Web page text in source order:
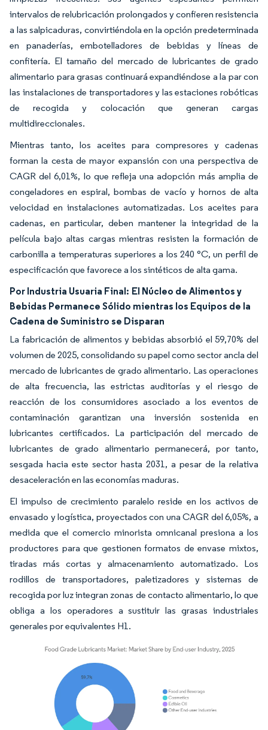
intervalos de relubricación prolongados y confieren resistencia
a las salpicaduras, convirtiéndola en la opción predeterminada
en panaderías, embotelladores de bebidas y líneas de
confitería. El tamaño del mercado de lubricantes de grado
alimentario para grasas continuará expandiéndose a la par con
las instalaciones de transportadores y las estaciones robóticas
de recogida y colocación que generan cargas
multidireccionales.
Mientras tanto, los aceites para compresores y cadenas
forman la cesta de mayor expansión con una perspectiva de
CAGR del 6,01%, lo que refleja una adopción más amplia de
congeladores en espiral, bombas de vacío y hornos de alta
velocidad en instalaciones automatizadas. Los aceites para
cadenas, en particular, deben mantener la integridad de la
película bajo altas cargas mientras resisten la formación de
carbonilla a temperaturas superiores a los 240 °C, un perfil de
especificación que favorece a los sintéticos de alta gama.
Por Industria Usuaria Final: El Núcleo de Alimentos y
Bebidas Permanece Sólido mientras los Equipos de la
Cadena de Suministro se Disparan
La fabricación de alimentos y bebidas absorbió el 59,70% del
volumen de 2025, consolidando su papel como sector ancla del
mercado de lubricantes de grado alimentario. Las operaciones
de alta frecuencia, las estrictas auditorías y el riesgo de
reacción de los consumidores asociado a los eventos de
contaminación garantizan una inversión sostenida en
lubricantes certificados. La participación del mercado de
lubricantes de grado alimentario permanecerá, por tanto,
sesgada hacia este sector hasta 2031, a pesar de la relativa
desaceleración en las economías maduras.
El impulso de crecimiento paralelo reside en los activos de
envasado y logística, proyectados con una CAGR del 6,05%, a
medida que el comercio minorista omnicanal presiona a los
productores para que gestionen formatos de envase mixtos,
tiradas más cortas y almacenamiento automatizado. Los
rodillos de transportadores, paletizadores y sistemas de
recogida por luz integran zonas de contacto alimentario, lo que
obliga a los operadores a sustituir las grasas industriales
generales por equivalentes H1.